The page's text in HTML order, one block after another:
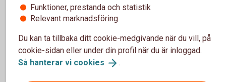
Individuell livförsäkring
Funktioner, prestanda och statistik
Relevant marknadsföring
Du kan ta tillbaka ditt cookie-medgivande när du vill, på
cookie-sidan eller under din profil när du är inloggad.
Så hanterar vi cookies .